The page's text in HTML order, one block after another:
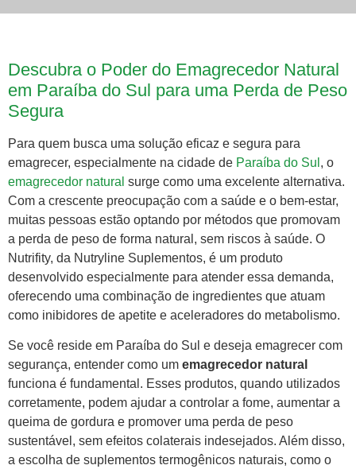
Descubra o Poder do Emagrecedor Natural
em Paraíba do Sul para uma Perda de Peso
Segura
Para quem busca uma solução eficaz e segura para
emagrecer, especialmente na cidade de Paraíba do Sul , o
emagrecedor natural surge como uma excelente alternativa.
Com a crescente preocupação com a saúde e o bem-estar,
muitas pessoas estão optando por métodos que promovam
a perda de peso de forma natural, sem riscos à saúde. O
Nutrifity, da Nutryline Suplementos, é um produto
desenvolvido especialmente para atender essa demanda,
oferecendo uma combinação de ingredientes que atuam
como inibidores de apetite e aceleradores do metabolismo.
Se você reside em Paraíba do Sul e deseja emagrecer com
segurança, entender como um emagrecedor natural
funciona é fundamental. Esses produtos, quando utilizados
corretamente, podem ajudar a controlar a fome, aumentar a
queima de gordura e promover uma perda de peso
sustentável, sem efeitos colaterais indesejados. Além disso,
a escolha de suplementos termogênicos naturais, como o